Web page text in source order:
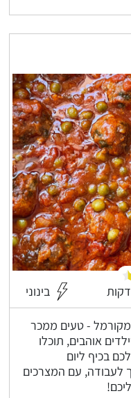
בינוני
מקורמל - טעים ממכר
אוהבים, תוכלו
בכיף ליום
לעבודה, עם המצרכים